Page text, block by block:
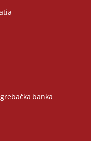
banka